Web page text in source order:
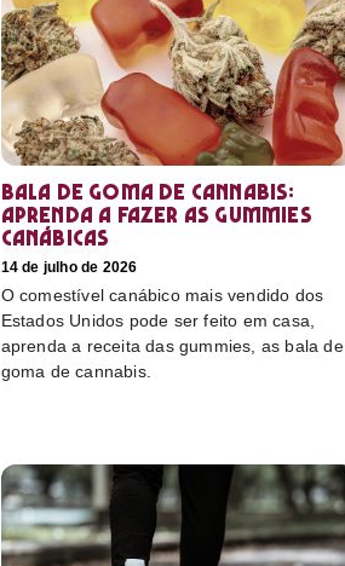
Bala de goma de cannabis:
aprenda a fazer as gummies
canábicas
14 de julho de 2026
O comestível canábico mais vendido dos
Estados Unidos pode ser feito em casa,
aprenda a receita das gummies, as bala de
goma de cannabis.